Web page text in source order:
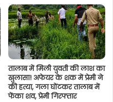
तालाब में मिली युवती की लाश का
खुलासा! अफेयर के शक में प्रेमी ने
की हत्या, गला घोंटकर तालाब में
फेंका शव, प्रेमी गिरफ्तार